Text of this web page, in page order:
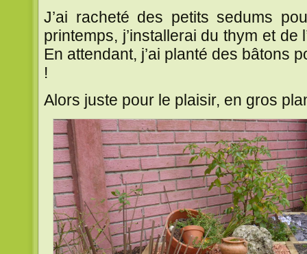
J’ai racheté des petits sedums
printemps, j’installerai du thym et de
En attendant, j’ai planté des bâtons
!
Alors juste pour le plaisir, en gros